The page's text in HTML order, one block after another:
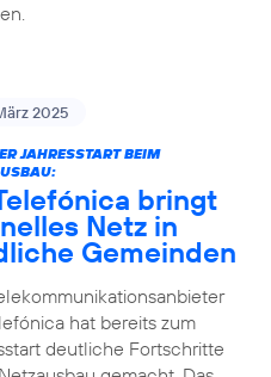
2025
JAHRESSTART BEIM
bringt
Netz in
Gemeinden
hat bereits zum
deutliche Fortschritte